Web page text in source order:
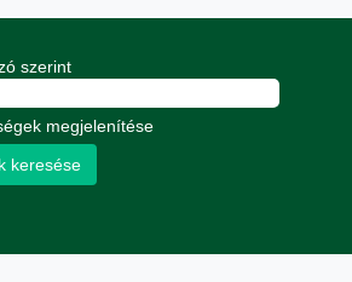
szerint
megjelenítése